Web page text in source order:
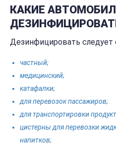
КАКИЕ
Дезинфицировать
частный;
медицинский;
катафалки;
для перевозок пассажиров;
для транспортировки
цистерны для перевозки
напитков;